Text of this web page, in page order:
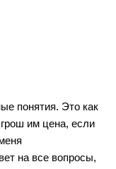
понятия. Это как
им цена, если
на все вопросы,